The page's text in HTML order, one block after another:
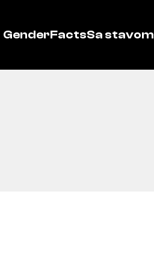
GenderFactsSa stavom